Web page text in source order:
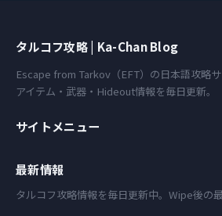
タルコフ攻略 | Ka-Chan Blog
Escape from Tarkov（EFT）の日本語攻略
アイテム・武器・Hideout情報を毎日更新。
サイトメニュー
最新情報
タルコフ攻略情報を毎日更新中。Wipe後の